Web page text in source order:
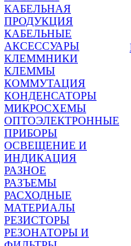
КАБЕЛЬНАЯ
ПРОДУКЦИЯ
КАБЕЛЬНЫЕ
АКСЕССУАРЫ
КЛЕММНИКИ
КЛЕММЫ
КОММУТАЦИЯ
КОНДЕНСАТОРЫ
МИКРОСХЕМЫ
ОПТОЭЛЕКТРОННЫЕ
ПРИБОРЫ
ОСВЕЩЕНИЕ И
ИНДИКАЦИЯ
РАЗНОЕ
РАЗЪЕМЫ
РАСХОДНЫЕ
МАТЕРИАЛЫ
РЕЗИСТОРЫ
РЕЗОНАТОРЫ И